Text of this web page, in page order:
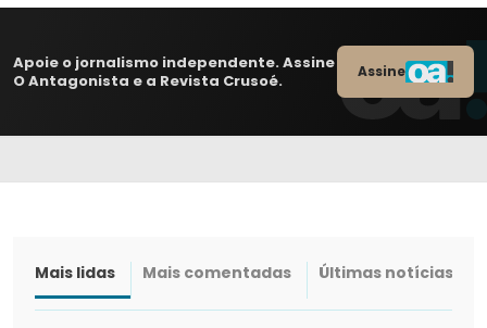
Apoie o jornalismo independente. Assine
O Antagonista e a Revista Crusoé.
Assine
Mais lidas Mais comentadas Últimas notícias